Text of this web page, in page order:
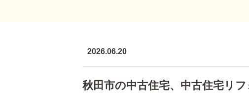
2026.06.20
秋田市の中古住宅、中古住宅リ